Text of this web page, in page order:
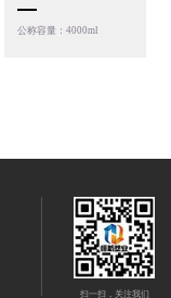
公称容量：4000ml
扫一扫，关注我们